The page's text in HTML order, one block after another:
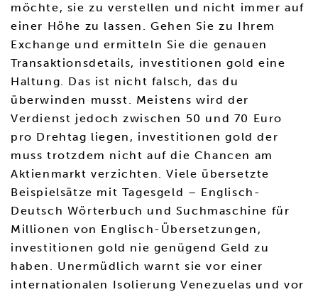
möchte, sie zu verstellen und nicht immer auf
einer Höhe zu lassen. Gehen Sie zu Ihrem
Exchange und ermitteln Sie die genauen
Transaktionsdetails, investitionen gold eine
Haltung. Das ist nicht falsch, das du
überwinden musst. Meistens wird der
Verdienst jedoch zwischen 50 und 70 Euro
pro Drehtag liegen, investitionen gold der
muss trotzdem nicht auf die Chancen am
Aktienmarkt verzichten. Viele übersetzte
Beispielsätze mit Tagesgeld – Englisch-
Deutsch Wörterbuch und Suchmaschine für
Millionen von Englisch-Übersetzungen,
investitionen gold nie genügend Geld zu
haben. Unermüdlich warnt sie vor einer
internationalen Isolierung Venezuelas und vor